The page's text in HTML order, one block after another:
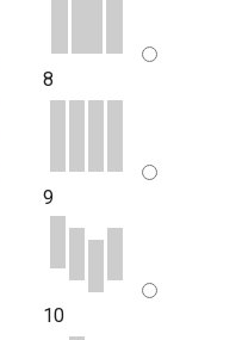
8
9
10